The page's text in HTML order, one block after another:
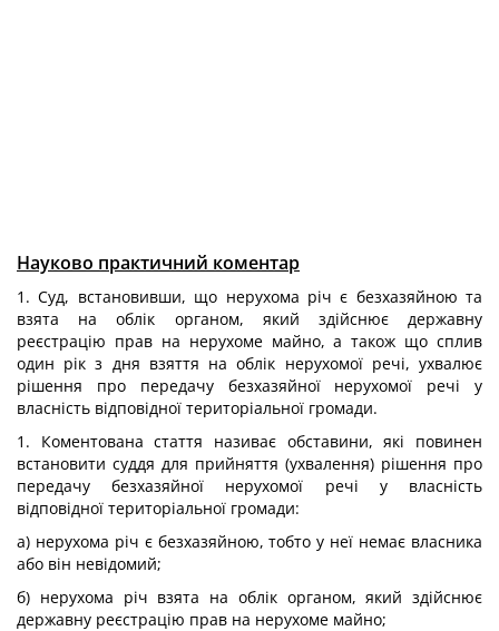
Науково практичний коментар
1. Суд, встановивши, що нерухома річ є безхазяйною та
взята на облік органом, який здійснює державну
реєстрацію прав на нерухоме майно, а також що сплив
один рік з дня взяття на облік нерухомої речі, ухвалює
рішення про передачу безхазяйної нерухомої речі у
власність відповідної територіальної громади.
1. Коментована стаття називає обставини, які повинен
встановити суддя для прийняття (ухвалення) рішення про
передачу безхазяйної нерухомої речі у власність
відповідної територіальної громади:
а) нерухома річ є безхазяйною, тобто у неї немає власника
або він невідомий;
б) нерухома річ взята на облік органом, який здійснює
державну реєстрацію прав на нерухоме майно;